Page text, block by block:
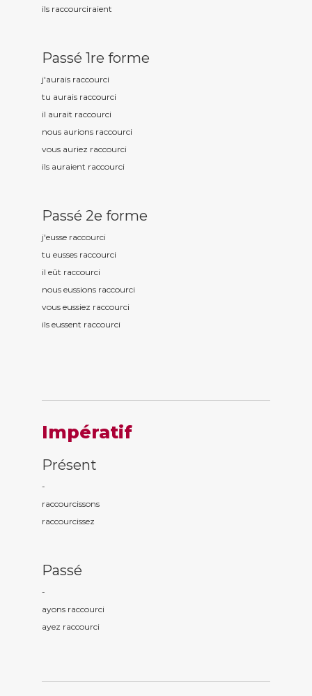
ils raccourciraient
Passé 1re forme
j'aurais raccourci
tu aurais raccourci
il aurait raccourci
nous aurions raccourci
vous auriez raccourci
ils auraient raccourci
Passé 2e forme
j'eusse raccourci
tu eusses raccourci
il eût raccourci
nous eussions raccourci
vous eussiez raccourci
ils eussent raccourci
Impératif
Présent
-
raccourcissons
raccourcissez
Passé
-
ayons raccourci
ayez raccourci